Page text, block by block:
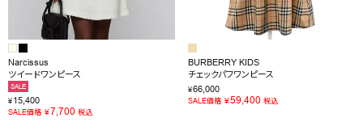
Narcissus
ツイードワンピース
SALE
¥15,400
SALE価格 ¥7,700 税込
BURBERRY KIDS
チェックパフワンピース
¥66,000
SALE価格 ¥59,400 税込